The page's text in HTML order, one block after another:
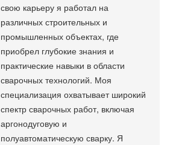
свою карьеру я работал на
различных строительных и
промышленных объектах, где
приобрел глубокие знания и
практические навыки в области
сварочных технологий. Моя
специализация охватывает широкий
спектр сварочных работ, включая
аргонодуговую и
полуавтоматическую сварку. Я